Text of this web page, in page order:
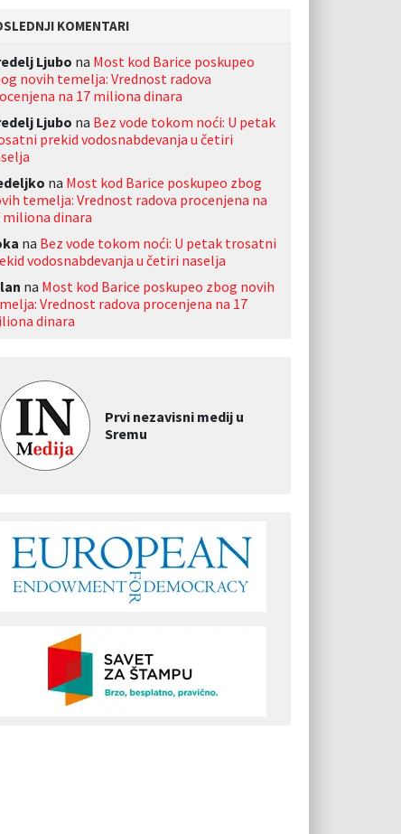
KOMENTARI
Ljubo na Most kod Barice poskupeo
novih temelja: Vrednost radova
na 17 miliona dinara
Ljubo na Bez vode tokom noći: U petak
prekid vodosnabdevanja u četiri
na Most kod Barice poskupeo zbog
temelja: Vrednost radova procenjena na
miliona dinara
na Bez vode tokom noći: U petak trosatni
vodosnabdevanja u četiri naselja
na Most kod Barice poskupeo zbog novih
Vrednost radova procenjena na 17
dinara
Prvi nezavisni medij u
Sremu